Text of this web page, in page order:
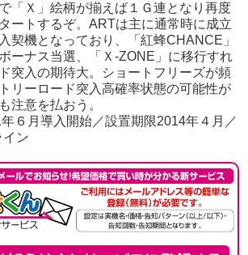
「Ｘ」絵柄が揃えば１Ｇ連となり再度
ートするぞ。ARTは主に通常時に成立
契機となっており、「紅蜂CHANCE」
ーナス当選、「Ｘ-ZONE」に移行すれ
突入の期待大。ショートフリーズが頻
リーロード突入高確率状態の可能性が
注意を払おう。
６月導入開始／設置期限2014年４月／
イン